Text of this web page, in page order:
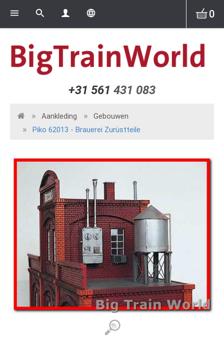
+31 561 431 083
0
Aankleding
Gebouwen
Piko 62013 - Brauerei Zurüstteile